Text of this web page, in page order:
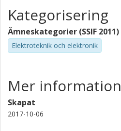
Kategorisering
Ämneskategorier (SSIF 2011)
Elektroteknik och elektronik
Mer information
Skapat
2017-10-06